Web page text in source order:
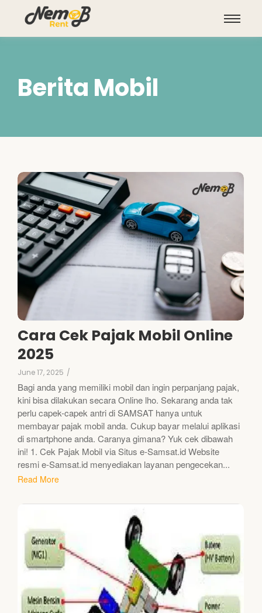
Berita Mobil
Cara Cek Pajak Mobil Online
2025
June 17, 2025 /
Bagi anda yang memiliki mobil dan ingin perpanjang pajak,
kini bisa dilakukan secara Online lho. Sekarang anda tak
perlu capek-capek antri di SAMSAT hanya untuk
membayar pajak mobil anda. Cukup bayar melalui aplikasi
di smartphone anda. Caranya gimana? Yuk cek dibawah
ini! 1. Cek Pajak Mobil via Situs e-Samsat.id Website
resmi e-Samsat.id menyediakan layanan pengecekan...
Read More